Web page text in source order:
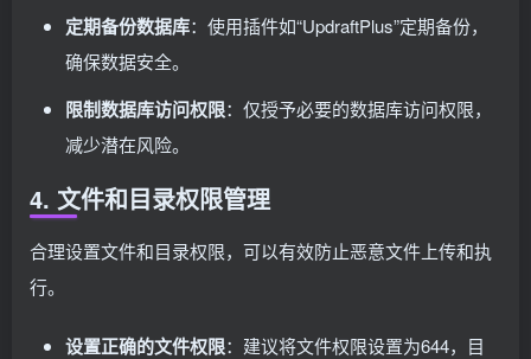
定期备份数据库：使用插件如“UpdraftPlus”定期备份，
确保数据安全。
限制数据库访问权限：仅授予必要的数据库访问权限，
减少潜在风险。
4. 文件和目录权限管理
合理设置文件和目录权限，可以有效防止恶意文件上传和执
行。
设置正确的文件权限：建议将文件权限设置为644，目